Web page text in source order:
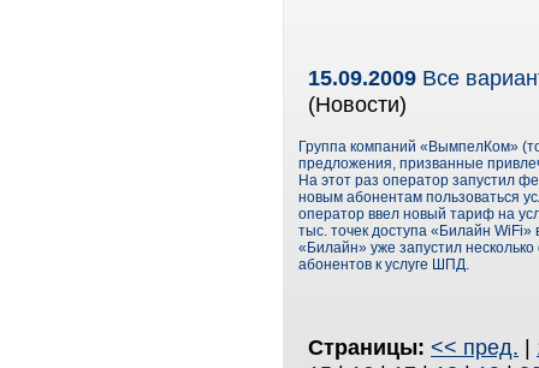
15.09.2009 Все
(Новости)
Группа компаний «ВымпелКом»
предложения, призванные
На этот раз оператор запустил
новым абонентам пользоваться
оператор ввел новый тариф на
тыс. точек доступа «Билайн WiFi»
«Билайн» уже запустил
абонентов к услуге ШПД.
Страницы: << пред. |